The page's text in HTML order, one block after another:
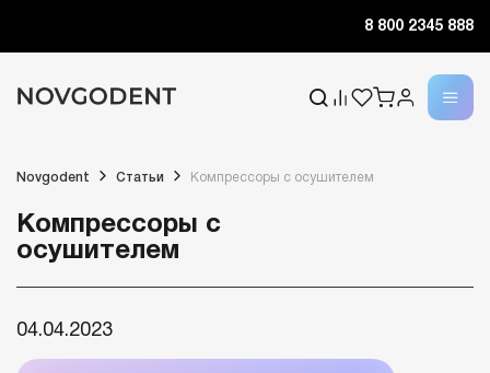
8 800 2345 888
Novgodent Статьи Компрессоры с осушителем
Компрессоры с
осушителем
04.04.2023